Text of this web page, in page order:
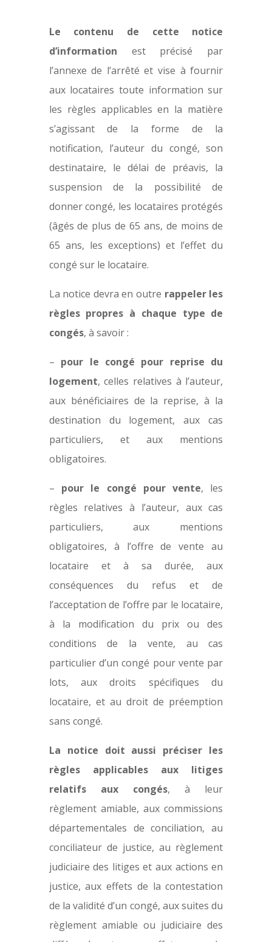
Le contenu de cette notice
d’information est précisé par
l’annexe de l’arrêté et vise à fournir
aux locataires toute information sur
les règles applicables en la matière
s’agissant de la forme de la
notification, l’auteur du congé, son
destinataire, le délai de préavis, la
suspension de la possibilité de
donner congé, les locataires protégés
(âgés de plus de 65 ans, de moins de
65 ans, les exceptions) et l’effet du
congé sur le locataire.
La notice devra en outre rappeler les
règles propres à chaque type de
congés, à savoir :
– pour le congé pour reprise du
logement, celles relatives à l’auteur,
aux bénéficiaires de la reprise, à la
destination du logement, aux cas
particuliers, et aux mentions
obligatoires.
– pour le congé pour vente, les
règles relatives à l’auteur, aux cas
particuliers, aux mentions
obligatoires, à l’offre de vente au
locataire et à sa durée, aux
conséquences du refus et de
l’acceptation de l’offre par le locataire,
à la modification du prix ou des
conditions de la vente, au cas
particulier d’un congé pour vente par
lots, aux droits spécifiques du
locataire, et au droit de préemption
sans congé.
La notice doit aussi préciser les
règles applicables aux litiges
relatifs aux congés, à leur
règlement amiable, aux commissions
départementales de conciliation, au
conciliateur de justice, au règlement
judiciaire des litiges et aux actions en
justice, aux effets de la contestation
de la validité d’un congé, aux suites du
règlement amiable ou judiciaire des